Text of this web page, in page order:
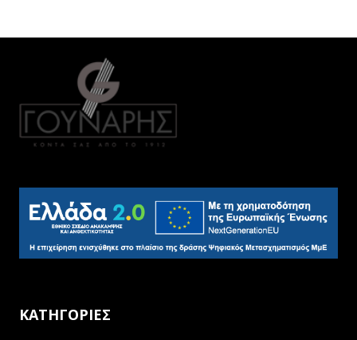
ΚΑΤΗΓΟΡΙΕΣ